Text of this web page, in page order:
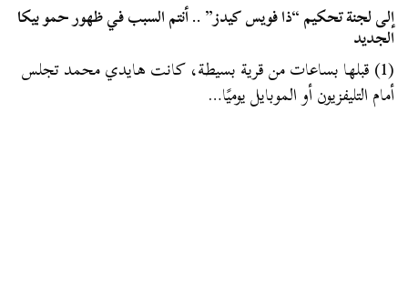
إلى لجنة تحكيم “ذا فويس كيدز” .. أنتم السبب في ظهور حمو بيكا
الجديد
(1) قبلها بساعات من قرية بسيطة، كانت هايدي محمد تجلس
أمام التليفزيون أو الموبايل يوميًا…